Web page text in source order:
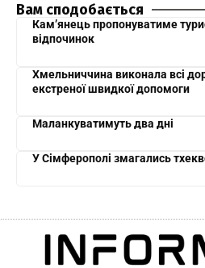
Вам сподобається
Кам’янець пропонуватиме
відпочинок
Хмельниччина виконала всі
екстреної швидкої допомоги
Маланкуватимуть два дні
У Сімферополі змагались